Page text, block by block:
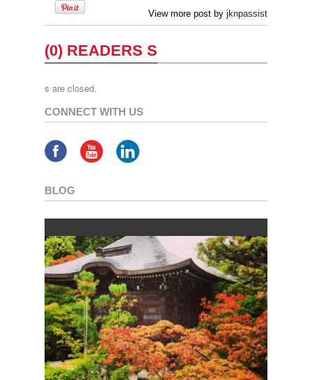
View more post by jknpassist
(0) READERS S
s are closed.
CONNECT WITH US
BLOG